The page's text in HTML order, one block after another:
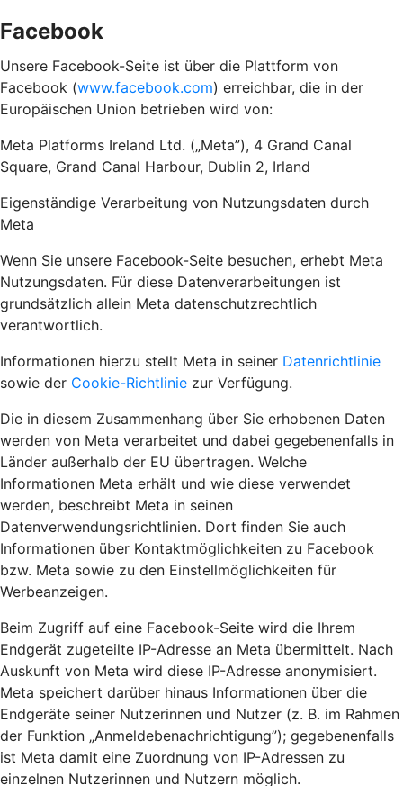
Facebook
Unsere Facebook-Seite ist über die Plattform von
Facebook (www.facebook.com) erreichbar, die in der
Europäischen Union betrieben wird von:
Meta Platforms Ireland Ltd. („Meta”), 4 Grand Canal
Square, Grand Canal Harbour, Dublin 2, Irland
Eigenständige Verarbeitung von Nutzungsdaten durch
Meta
Wenn Sie unsere Facebook-Seite besuchen, erhebt Meta
Nutzungsdaten. Für diese Datenverarbeitungen ist
grundsätzlich allein Meta datenschutzrechtlich
verantwortlich.
Informationen hierzu stellt Meta in seiner Datenrichtlinie
sowie der Cookie-Richtlinie zur Verfügung.
Die in diesem Zusammenhang über Sie erhobenen Daten
werden von Meta verarbeitet und dabei gegebenenfalls in
Länder außerhalb der EU übertragen. Welche
Informationen Meta erhält und wie diese verwendet
werden, beschreibt Meta in seinen
Datenverwendungsrichtlinien. Dort finden Sie auch
Informationen über Kontaktmöglichkeiten zu Facebook
bzw. Meta sowie zu den Einstellmöglichkeiten für
Werbeanzeigen.
Beim Zugriff auf eine Facebook-Seite wird die Ihrem
Endgerät zugeteilte IP-Adresse an Meta übermittelt. Nach
Auskunft von Meta wird diese IP-Adresse anonymisiert.
Meta speichert darüber hinaus Informationen über die
Endgeräte seiner Nutzerinnen und Nutzer (z. B. im Rahmen
der Funktion „Anmeldebenachrichtigung”); gegebenenfalls
ist Meta damit eine Zuordnung von IP-Adressen zu
einzelnen Nutzerinnen und Nutzern möglich.